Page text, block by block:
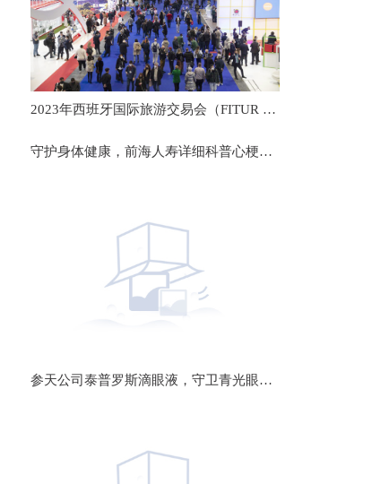
2023年西班牙国际旅游交易会（FITUR 2023）聚焦可持续旅游的未来发展
守护身体健康，前海人寿详细科普心梗救治
参天公司泰普罗斯滴眼液，守卫青光眼患者眼部健康